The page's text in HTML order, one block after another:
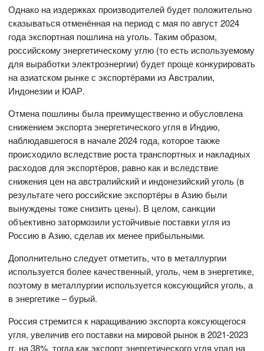
Однако на издержках производителей будет положительно
сказываться отменённая на период с мая по август 2024
года экспортная пошлина на уголь. Таким образом,
российскому энергетическому углю (то есть используемому
для выработки электроэнергии) будет проще конкурировать
на азиатском рынке с экспортёрами из Австралии,
Индонезии и ЮАР.
Отмена пошлины была преимущественно и обусловлена
снижением экспорта энергетического угля в Индию,
наблюдавшегося в начале 2024 года, которое также
происходило вследствие роста транспортных и накладных
расходов для экспортёров, равно как и вследствие
снижения цен на австралийский и индонезийский уголь (в
результате чего российские экспортёры в Азию были
вынуждены тоже снизить цены). В целом, санкции
объективно затормозили устойчивые поставки угля из
Россию в Азию, сделав их менее прибыльными.
Дополнительно следует отметить, что в металлургии
используется более качественный, уголь, чем в энергетике,
поэтому в металлургии используется коксующийся уголь, а
в энергетике – бурый.
Россия стремится к наращиванию экспорта коксующегося
угля, увеличив его поставки на мировой рынок в 2021-2023
гг. на 38%, тогда как экспорт энергетического угля упал на